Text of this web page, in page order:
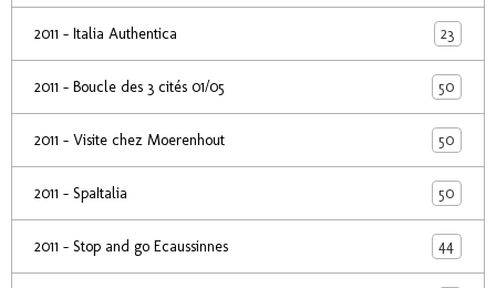
2011 - Italia Authentica 23
2011 - Boucle des 3 cités 01/05 50
2011 - Visite chez Moerenhout 50
2011 - SpaItalia 50
2011 - Stop and go Ecaussinnes 44